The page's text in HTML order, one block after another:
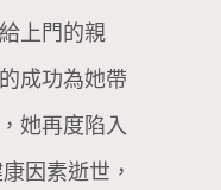
上門的親
成功為她帶
她再度陷入
因素逝世，